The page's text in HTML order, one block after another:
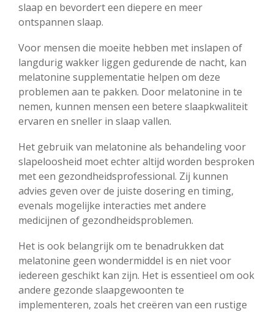
slaap en bevordert een diepere en meer
ontspannen slaap.
Voor mensen die moeite hebben met inslapen of
langdurig wakker liggen gedurende de nacht, kan
melatonine supplementatie helpen om deze
problemen aan te pakken. Door melatonine in te
nemen, kunnen mensen een betere slaapkwaliteit
ervaren en sneller in slaap vallen.
Het gebruik van melatonine als behandeling voor
slapeloosheid moet echter altijd worden besproken
met een gezondheidsprofessional. Zij kunnen
advies geven over de juiste dosering en timing,
evenals mogelijke interacties met andere
medicijnen of gezondheidsproblemen.
Het is ook belangrijk om te benadrukken dat
melatonine geen wondermiddel is en niet voor
iedereen geschikt kan zijn. Het is essentieel om ook
andere gezonde slaapgewoonten te
implementeren, zoals het creëren van een rustige